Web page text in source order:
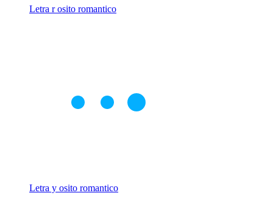
Letra r osito romantico
Letra y osito romantico